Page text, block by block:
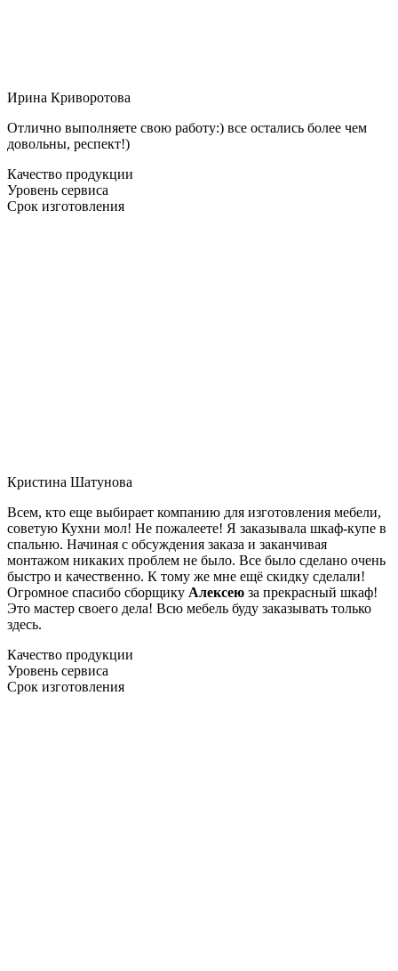
Ирина Криворотова
Отлично выполняете свою работу:) все остались более чем
довольны, респект!)
Качество продукции
Уровень сервиса
Срок изготовления
Кристина Шатунова
Всем, кто еще выбирает компанию для изготовления мебели,
советую Кухни мол! Не пожалеете! Я заказывала шкаф-купе в
спальню. Начиная с обсуждения заказа и заканчивая
монтажом никаких проблем не было. Все было сделано очень
быстро и качественно. К тому же мне ещё скидку сделали!
Огромное спасибо сборщику Алексею за прекрасный шкаф!
Это мастер своего дела! Всю мебель буду заказывать только
здесь.
Качество продукции
Уровень сервиса
Срок изготовления